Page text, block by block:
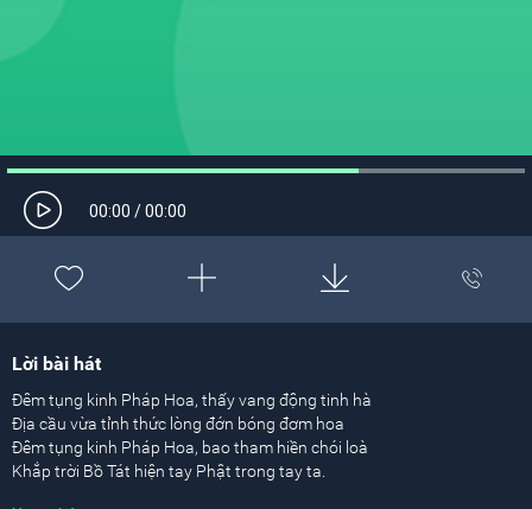
00:00 /00:00
Lời bài hát
Đêm tụng kinh Pháp Hoa, thấy vang động tinh hà
Địa cầu vừa tỉnh thức lòng đớn bóng đơm hoa
Đêm tụng kinh Pháp Hoa, bao tham hiền chói loà
Khắp trời Bồ Tát hiện tay Phật trong tay ta.